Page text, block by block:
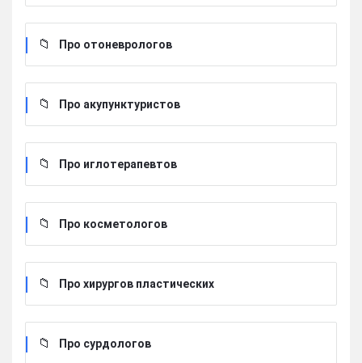
Про отоневрологов
Про акупунктуристов
Про иглотерапевтов
Про косметологов
Про хирургов пластических
Про сурдологов